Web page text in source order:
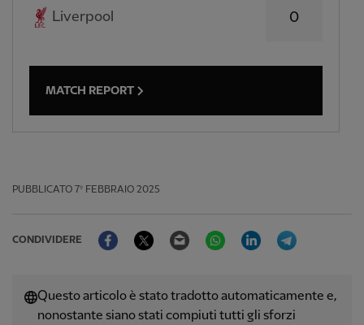
Liverpool 0
MATCH REPORT
PUBBLICATO 7º FEBBRAIO 2025
CONDIVIDERE
FacebookTwitter Email WhatsAppLinkedIn
Questo articolo è stato tradotto automaticamente e,
nonostante siano stati compiuti tutti gli sforzi